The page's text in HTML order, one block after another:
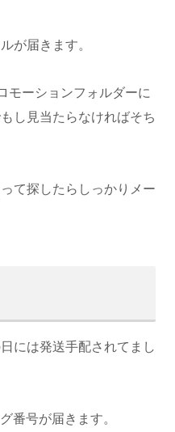
が届きます。
モーションフォルダーに
し見当たらなければそち
て探したらしっかりメー
には発送手配されてまし
番号が届きます。